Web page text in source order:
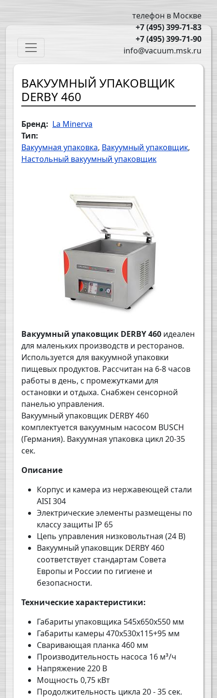
телефон в Москве
+7 (495) 399-71-83
+7 (495) 399-71-90
info@vacuum.msk.ru
Main navigation
ВАКУУМНЫЙ УПАКОВЩИК
DERBY 460
Бренд
La Minerva
Тип
Вакуумная упаковка Вакуумный упаковщик
Настольный вакуумный упаковщик
Вакуумный упаковщик DERBY460 идеален
для маленьких производств и ресторанов.
Используется для вакуумной упаковки
пищевых продуктов. Рассчитан на 6-8 часов
работы в день, с промежутками для
остановки и отдыха. Снабжен сенсорной
панелью управления.
Вакуумный упаковщик DERBY460
комплектуется вакуумным насосом BUSCH
(Германия). Вакуумная упаковка цикл 20-35
сек.
Описание
Корпус и камера из нержавеющей стали
AISI 304
Электрические элементы размещены по
классу защиты IP 65
Цепь управления низковольтная (24 В)
Вакуумный упаковщик DERBY460
соответствует стандартам Совета
Европы и России по гигиене и
безопасности.
Технические характеристики:
Габариты упаковщика 545х650х550 мм
Габариты камеры 470х530х115+95 мм
Сваривающая планка 460 мм
Производительность насоса 16 м³/ч
Напряжение 220 В
Мощность 0,75 кВт
Продолжительность цикла 20-35 сек.